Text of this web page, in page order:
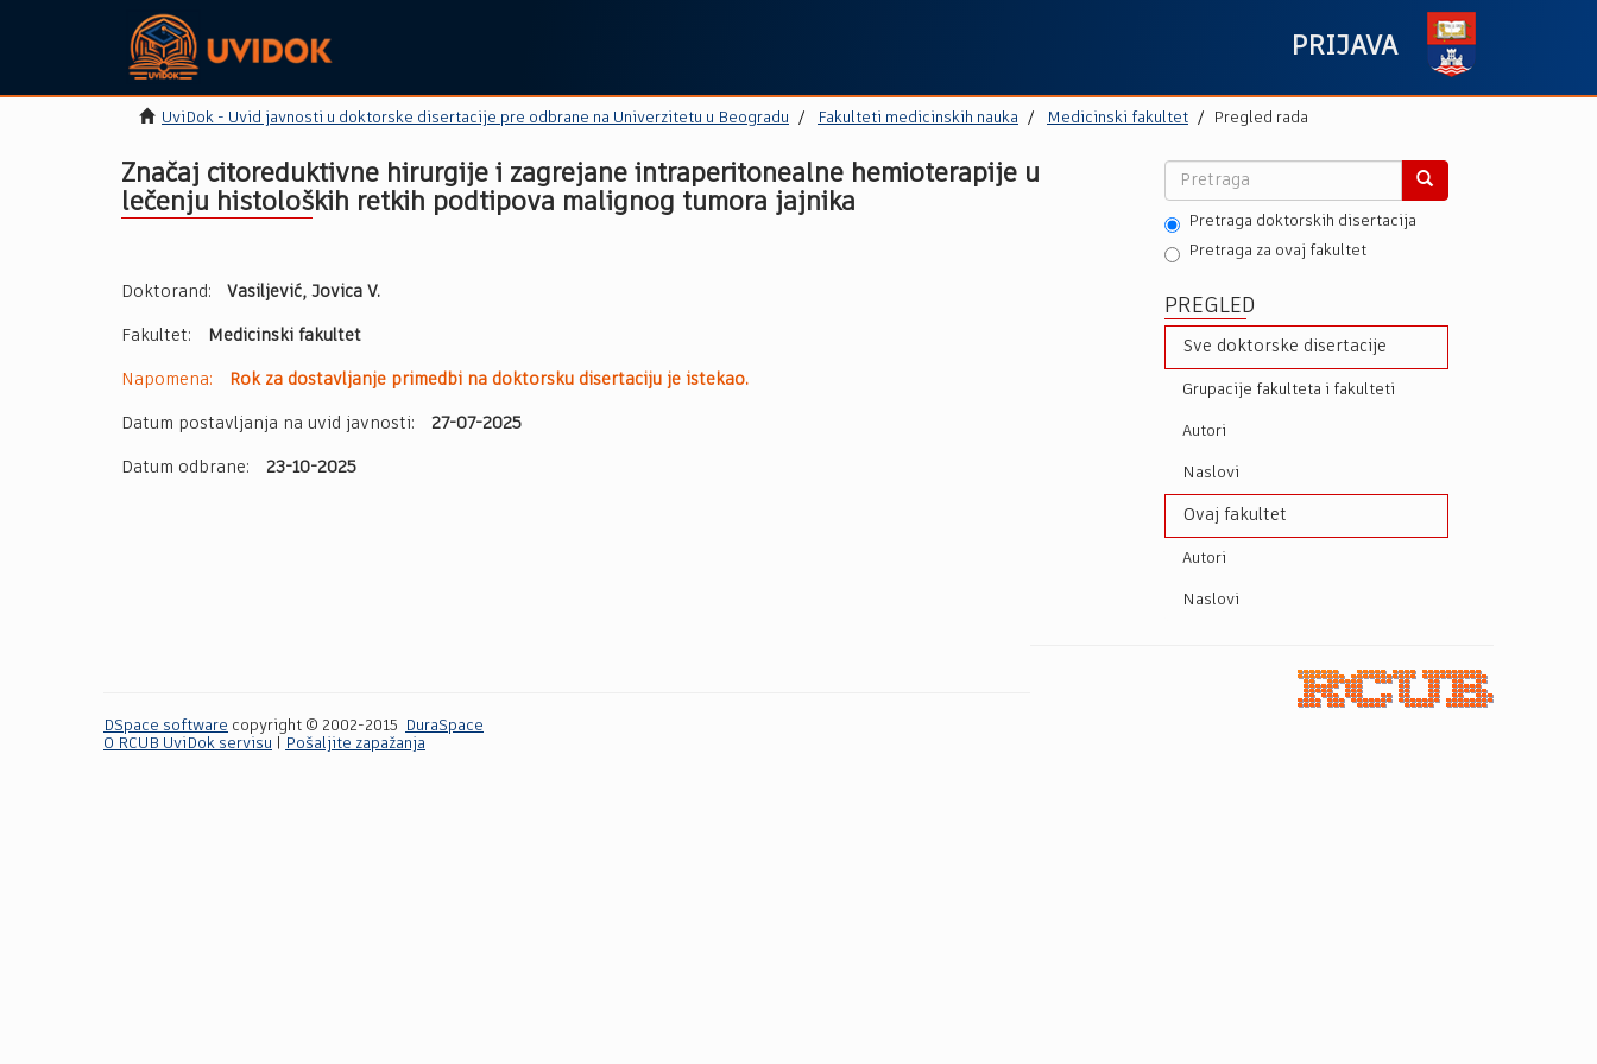
PRIJAVA
UviDok - Uvid javnosti u doktorske disertacije pre odbrane na Univerzitetu u Beogradu Fakulteti medicinskih nauka Medicinski fakultet Pregled rada
Značaj citoreduktivne hirurgije i zagrejane intraperitonealne hemioterapije u
lečenju histoloških retkih podtipova malignog tumora jajnika
Doktorand: Vasiljević, Jovica V.
Fakultet: Medicinski fakultet
Napomena: Rok za dostavljanje primedbi na doktorsku disertaciju je istekao.
Datum postavljanja na uvid javnosti: 27-07-2025
Datum odbrane: 23-10-2025
Pretraga doktorskih disertacija
Pretraga za ovaj fakultet
PREGLED
Sve doktorske disertacije
Grupacije fakulteta i fakulteti
Autori
Naslovi
Ovaj fakultet
Autori
Naslovi
DSpace software copyright © 2002-2015
DuraSpace
O RCUB UviDok servisu
Pošaljite zapažanja